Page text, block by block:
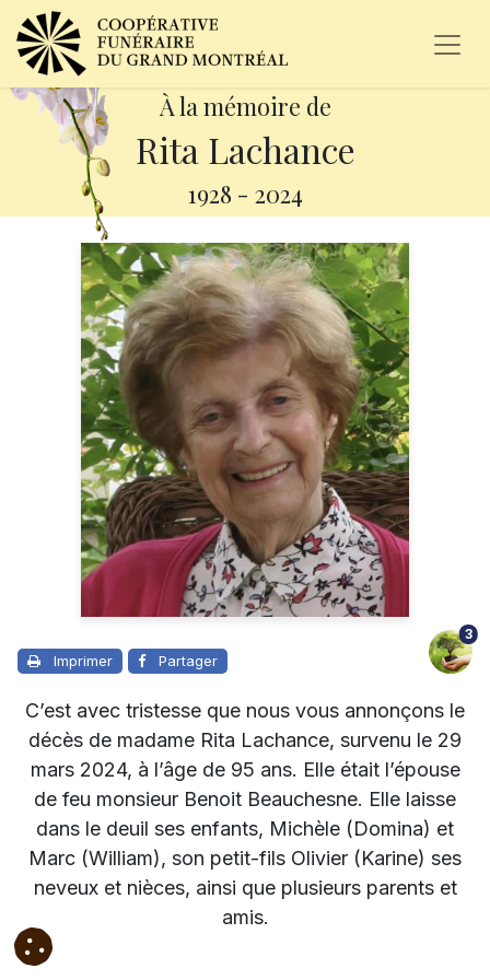
À la mémoire de
Rita Lachance
1928 - 2024
Imprimer Partager
3
C’est avec tristesse que nous vous annonçons le
décès de madame Rita Lachance, survenu le 29
mars 2024, à l’âge de 95 ans. Elle était l’épouse
de feu monsieur Benoit Beauchesne. Elle laisse
dans le deuil ses enfants, Michèle (Domina) et
Marc (William), son petit-fils Olivier (Karine) ses
neveux et nièces, ainsi que plusieurs parents et
amis.